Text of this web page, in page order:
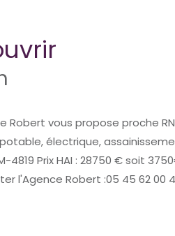
Robert vous propose proche
électrique,
4819 Prix HAI : 28750 € soit
l'Agence Robert :05 45 62 00